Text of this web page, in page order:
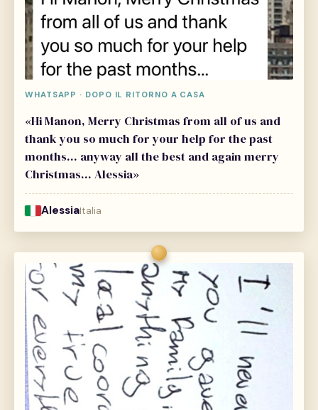
WHATSAPP · DOPO IL RITORNO A CASA
«Hi Manon, Merry Christmas from all of us and
thank you so much for your help for the past
months… anyway all the best and again merry
Christmas… Alessia»
AlessiaItalia